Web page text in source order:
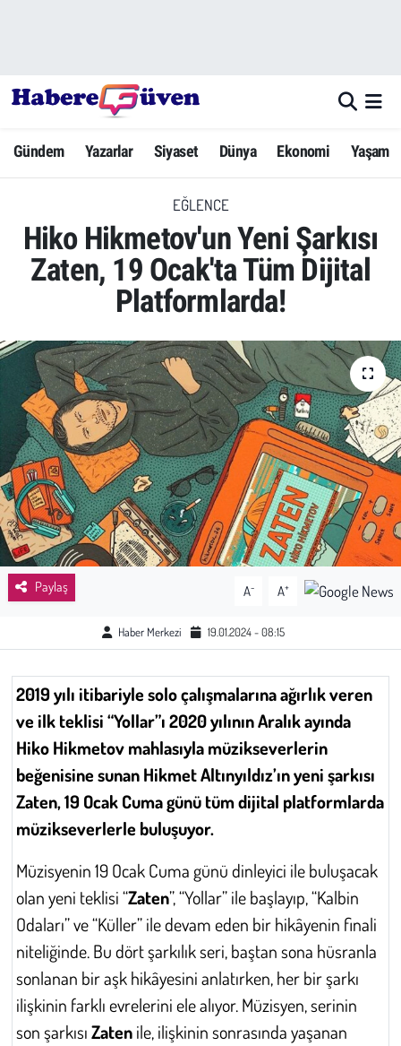
Gündem Yazarlar Siyaset Dünya Ekonomi Yaşam
EĞLENCE
Hiko Hikmetov'un Yeni Şarkısı
Zaten, 19 Ocak'ta Tüm Dijital
Platformlarda!
Paylaş A- A+
Haber Merkezi 19.01.2024 - 08:15
2019 yılı itibariyle solo çalışmalarına ağırlık veren
ve ilk teklisi “Yollar”ı 2020 yılının Aralık ayında
Hiko Hikmetov mahlasıyla müzikseverlerin
beğenisine sunan Hikmet Altınyıldız’ın yeni şarkısı
Zaten, 19 Ocak Cuma günü tüm dijital platformlarda
müzikseverlerle buluşuyor.
Müzisyenin 19 Ocak Cuma günü dinleyici ile buluşacak
olan yeni teklisi “Zaten”, “Yollar” ile başlayıp, “Kalbin
Odaları” ve “Küller” ile devam eden bir hikâyenin finali
niteliğinde. Bu dört şarkılık seri, baştan sona hüsranla
sonlanan bir aşk hikâyesini anlatırken, her bir şarkı
ilişkinin farklı evrelerini ele alıyor. Müzisyen, serinin
son şarkısıZatenile, ilişkinin sonrasında yaşanan
Yazarlar
Dünya
Ekonomi
Yerel Haberler
Eğitim
Sağlık
Kadın
Emek
Spor
Bilim - Teknoloji
İnsan Hakları
Hayvan Hakları
Galeri
Günün İçinden
Vefat İlanları
Tarih
Hava Durumu
Trafik Durumu
Süper Lig Puan Durumu ve Fikstür
Tüm Manşetler
Son Dakika Haberleri
Haber Arşivi